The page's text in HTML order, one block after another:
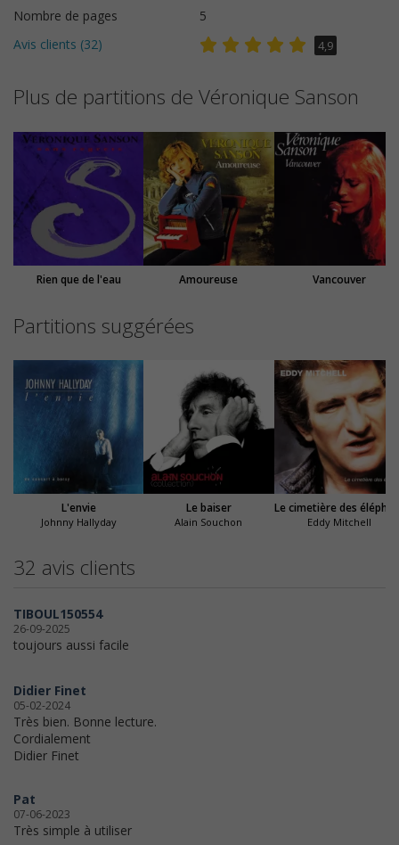
Nombre de pages
5
Avis clients (32) 4,9
Plus de partitions de Véronique Sanson
Rien que de l'eau Amoureuse Vancouver
Partitions suggérées
L'envie
Johnny Hallyday
Le baiser
Alain Souchon Eddy Mitchell
32 avis clients
TIBOUL150554
26-09-2025
toujours aussi facile
Didier Finet
05-02-2024
Très bien. Bonne lecture.
Cordialement
Didier Finet
Pat
07-06-2023
Très simple à utiliser